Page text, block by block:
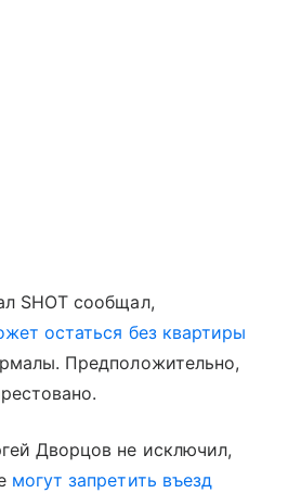
SHOT сообщал,
остаться без квартиры
Предположительно,
Дворцов не исключил,
могут запретить въезд